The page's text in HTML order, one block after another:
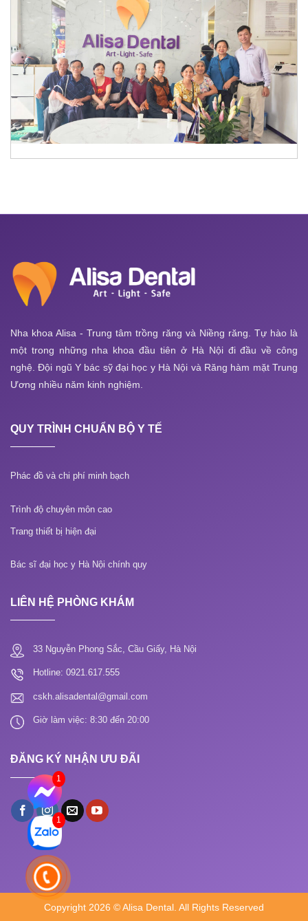
Nha khoa Alisa - Trung tâm trồng răng và Niềng răng. Tự hào là
một trong những nha khoa đầu tiên ở Hà Nội đi đầu về công
nghệ. Đội ngũ Y bác sỹ đại học y Hà Nội và Răng hàm mặt Trung
Ương nhiều năm kinh nghiệm.
QUY TRÌNH CHUẨN BỘ Y TẾ
Phác đồ và chi phí minh bạch
Trình độ chuyên môn cao
Trang thiết bị hiện đại
Bác sĩ đại học y Hà Nội chính quy
LIÊN HỆ PHÒNG KHÁM
33 Nguyễn Phong Sắc, Cầu Giấy, Hà Nội
Hotline: 0921.617.555
cskh.alisadental@gmail.com
Giờ làm việc: 8:30 đến 20:00
ĐĂNG KÝ NHẬN ƯU ĐÃI
Copyright 2026 © Alisa Dental. All Rights Reserved
1
1